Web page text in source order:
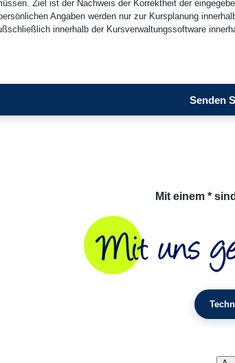
Ziel ist der Nachweis der Korrektheit der
Angaben werden nur zur Kursplanung
innerhalb der Kursverwaltungssoftware
Mit einem *